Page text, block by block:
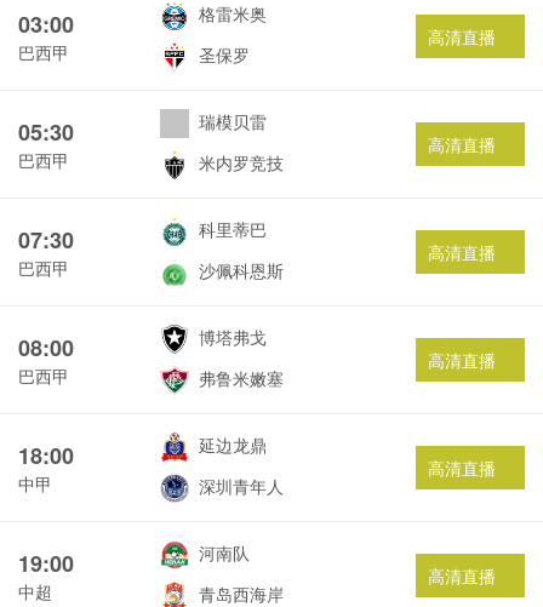
03:00
巴西甲
格雷米奥
圣保罗
高清直播
05:30
巴西甲
瑞模贝雷
米内罗竞技
高清直播
07:30
巴西甲
科里蒂巴
沙佩科恩斯
高清直播
08:00
巴西甲
博塔弗戈
弗鲁米嫩塞
高清直播
18:00
中甲
延边龙鼎
深圳青年人
高清直播
19:00
中超
河南队
青岛西海岸
高清直播